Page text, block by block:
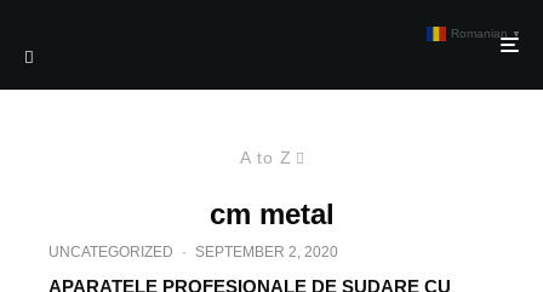
A to Z
cm metal
UNCATEGORIZED · SEPTEMBER 2, 2020
APARATELE PROFESIONALE DE SUDARE CU
Romanian ▼